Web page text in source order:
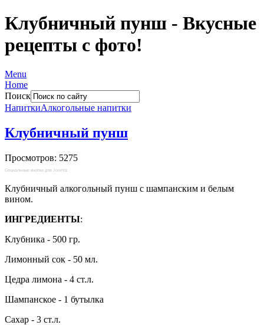
Клубничный пунш - Вкусные
рецепты с фото!
Menu
Home
Поиск
НапиткиАлкогольные напитки
Клубничный пунш
Просмотров: 5275
Социальные кнопки для Joomla
Клубничный алкогольный пунш с шампанским и белым
вином.
ИНГРЕДИЕНТЫ:
Клубника - 500 гр.
Лимонный сок - 50 мл.
Цедра лимона - 4 ст.л.
Шампанское - 1 бутылка
Сахар - 3 ст.л.